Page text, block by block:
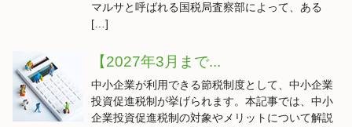
マルサと呼ばれる国税局査察部によって、ある
[…]
【2027年3月まで...
中小企業が利用できる節税制度として、中小企業
投資促進税制が挙げられます。本記事では、中小
企業投資促進税制の対象やメリットについて解説